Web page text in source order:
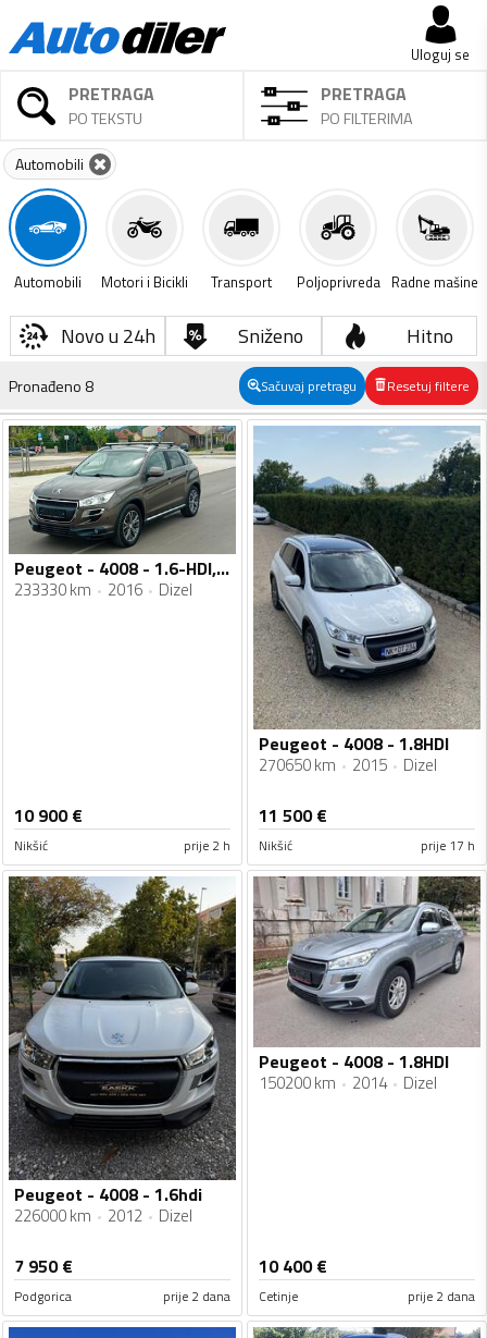
Uloguj se
PRETRAGA
PO TEKSTU
PRETRAGA
PO FILTERIMA
Automobili
Automobili Motori i Bicikli Transport Poljoprivreda Radne mašine
Novo u 24h Sniženo Hitno
Pronađeno 8 Sačuvaj pretragu Resetuj filtere
Peugeot - 4008 - 1.6-HDI,84-KW
233330 km 2016 Dizel
10 900€
Nikšić prije 2 h
Peugeot - 4008 - 1.8HDI
270650 km 2015 Dizel
11 500€
Nikšić prije 17 h
Peugeot - 4008 - 1.6hdi
226000 km 2012 Dizel
7 950€
Podgorica prije 2 dana
Peugeot - 4008 - 1.8HDI
150200 km 2014 Dizel
10 400€
Cetinje prije 2 dana